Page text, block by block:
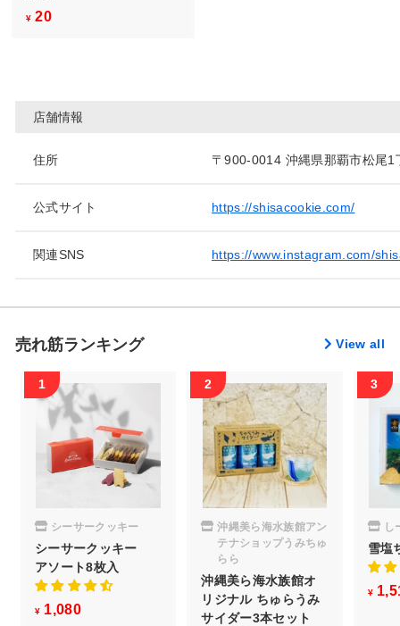
¥ 20
店舗情報
住所 〒900-0014 沖縄県那覇市松尾
公式サイト https://shisacookie.com/
関連SNS https://www.instagram.com/
売れ筋ランキング View all
シーサークッキー
シーサークッキー
アソート8枚入
¥ 1,080
沖縄美ら海水族館アン
テナショップうみちゅ
らら
沖縄美ら海水族館オ
リジナル ちゅらうみ
サイダー3本セット
し
雪塩
¥